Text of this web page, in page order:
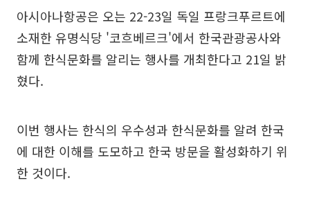
아시아나항공은 오는 22-23일 독일 프랑크푸르트에
소재한 유명식당 '코흐베르크'에서 한국관광공사와
함께 한식문화를 알리는 행사를 개최한다고 21일 밝
혔다.
이번 행사는 한식의 우수성과 한식문화를 알려 한국
에 대한 이해를 도모하고 한국 방문을 활성화하기 위
한 것이다.